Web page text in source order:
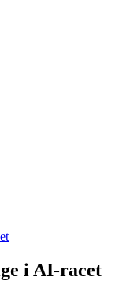
i AI-racet